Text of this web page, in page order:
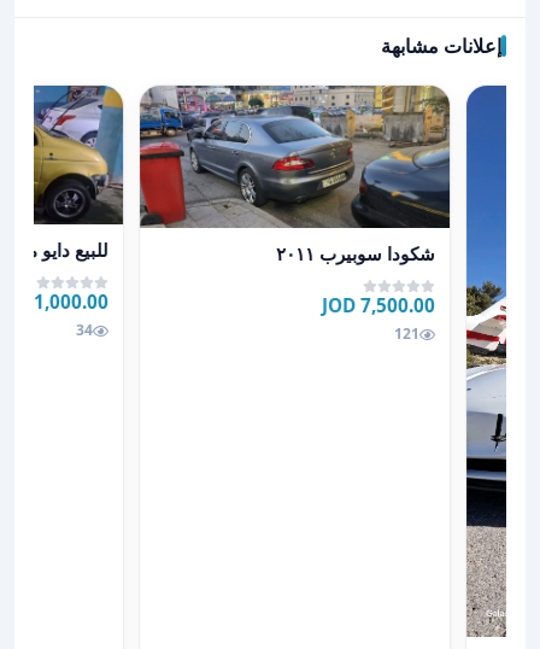
إعلانات مشابهة
عرض تفاصيل شكودا سوبيرب ٢٠١١
شكودا سوبيرب ٢٠١١
7,500.00 JOD
121
عرض تفاصيل
للبيع دايو ماتيز
1,000.00 JOD
34